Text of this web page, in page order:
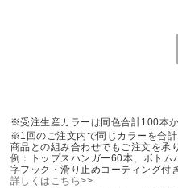
※受注生産カラーは同色合計100本
※1回のご注文内で同じカラーを合
商品との組み合わせでもご注文を承
例：トップスハンガー60本、ボト
字フック・滑り止めコーティング付
詳しくはこちら>>